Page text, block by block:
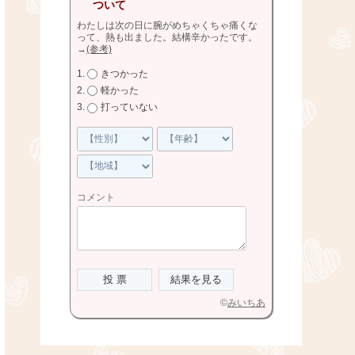
ついて
わたしは次の日に腕がめちゃくちゃ痛くな
って、熱も出ました。結構辛かったです。
→(参考)
きつかった
軽かった
打っていない
コメント
©みいちあ